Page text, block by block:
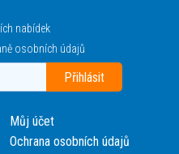
nabídek
osobních údajů
Můj účet
Ochrana osobních údajů